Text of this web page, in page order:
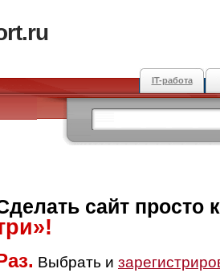
IT-работа
сайт просто
Выбрать и